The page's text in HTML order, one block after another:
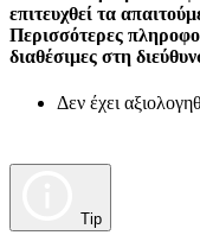
επιτευχθεί τα
Περισσότερες
διαθέσιμες στη
Δεν έχει
Tip